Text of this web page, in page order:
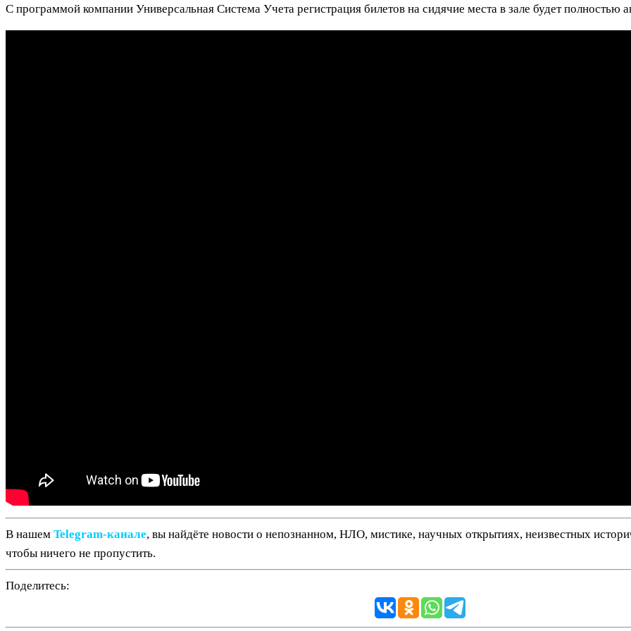
С программой компании Универсальная Система Учета регистрация билетов на сидячие места в зале будет полностью
В нашем Telegram‑канале, вы найдёте новости о непознанном, НЛО, мистике, научных открытиях, неизвестных
чтобы ничего не пропустить.
Поделитесь: